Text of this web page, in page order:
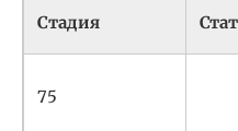
Cтадия
75